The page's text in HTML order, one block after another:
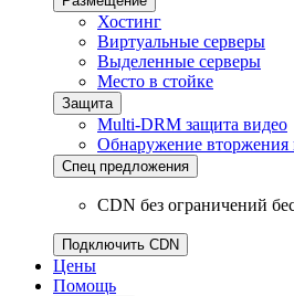
Хостинг
Виртуальные серверы
Выделенные серверы
Место в стойке
Защита
Multi-DRM защита видео
Обнаружение вторжения
Спец предложения
CDN без ограничений
Подключить CDN
Цены
Помощь